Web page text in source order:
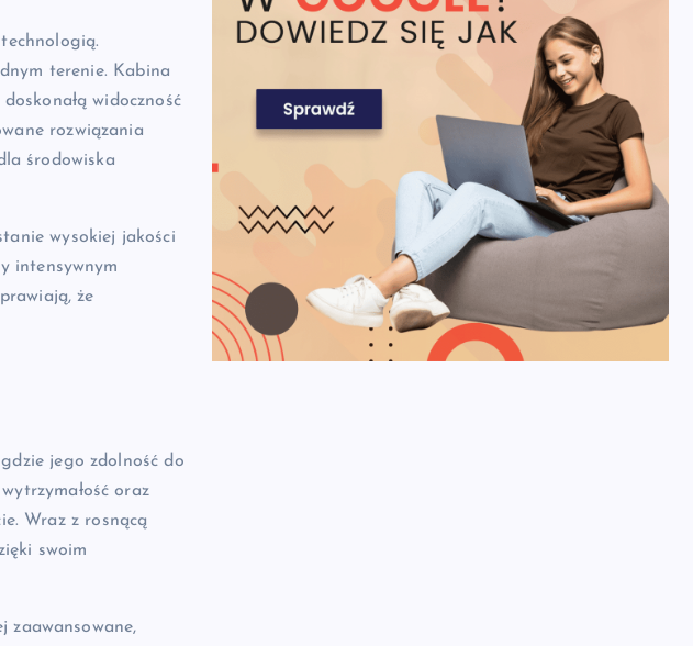
terenie. Kabina
widoczność
rozwiązania
środowiska
wysokiej jakości
intensywnym
że
jego zdolność do
oraz
Wraz z rosnącą
swoim
zaawansowane,